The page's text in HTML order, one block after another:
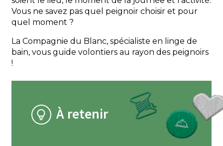
Vous ne savez pas quel peignoir choisir et pour
quel moment ?
La Compagnie du Blanc, spécialiste en linge de
bain, vous guide volontiers au rayon des peignoirs
!
À retenir